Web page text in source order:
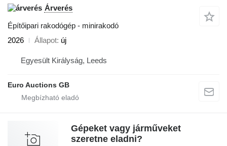
Árverés
Építőipari rakodógép - minirakodó
2026
Állapot új
Egyesült Királyság, Leeds
Euro Auctions GB
Gépeket vagy járműveket
szeretne eladni?